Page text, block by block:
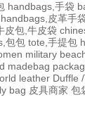
handbags,手袋
皮革手
皮包,牛皮袋
包包 tote,手提包
military
madebag
leather Duffle
bag 皮具商家 包